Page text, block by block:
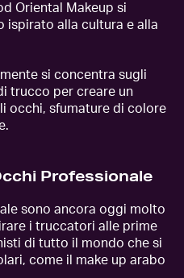
Oriental Makeup si
ispirato alla cultura e alla
si concentra sugli
trucco per creare un
occhi, sfumature di colore
Professionale
sono ancora oggi molto
i truccatori alle prime
di tutto il mondo che si
come il make up arabo